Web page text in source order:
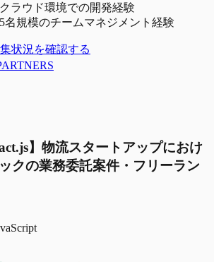
クラウド環境での開発経験
5名規模のチームマネジメント経験
状況を確認する
】物流スタートアップにおけ
クの業務委託案件・フリーラン